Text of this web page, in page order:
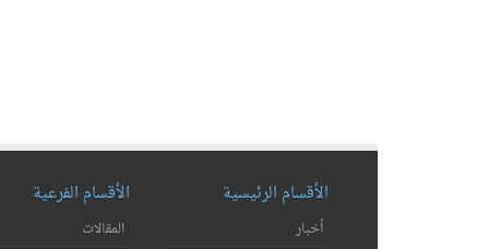
الأقسام الرئيسية
أخبار
الأقسام الفرعية
المقالات